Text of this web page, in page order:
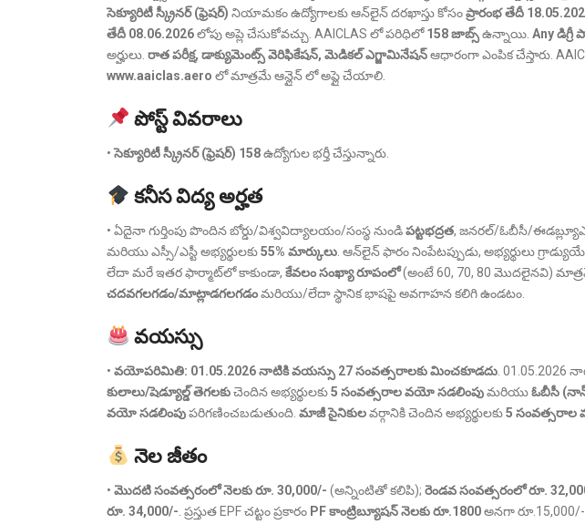
సెక్యూరిటీ స్క్రీనర్ (ఫ్రెషర్) నియామకం ఉద్యోగాలకు ఆన్‌లైన్ దరఖాస్తు కోసంప్రారంభ తేదీ
తేదీ 08.06.2026లోపు అప్లె చేసుకోవచ్చు. AAICLAS లో పరిధిలో158 జాబ్స్ఉన్నాయి. Any డిగ్రీ
అర్హులు. రాత పరీక్ష, డాక్యుమెంట్స్ వెరిఫికేషన్, మెడికల్ ఎగ్జామినేషన్ఆధారంగా ఎంపిక చేస్తారు.
www.aaiclas.aero లో మాత్రమే ఆన్లైన్ లో అప్లై చేయాలి.
పోస్ట్ వివరాలు
•సెక్యూరిటీ స్క్రీనర్ (ఫ్రెషర్) 158ఉద్యోగుల భర్తీ చేస్తున్నారు.
కనీస విద్య అర్హత
• ఏదైనా గుర్తింపు పొందిన బోర్డు/విశ్వవిద్యాలయం/సంస్థ నుండిపట్టభద్రత, జనరల్/ఓబీసీ/
మరియు ఎస్సీ/ఎస్టీ అభ్యర్థులకు55% మార్కులు . ఆన్‌లైన్ ఫారం నింపేటప్పుడు, అభ్యర్థులు
లేదా మరే ఇతర ఫార్మాట్‌లో కాకుండా, కేవలం సంఖ్యా రూపంలో(అంటే 60, 70, 80 మొదలైనవి)
చదవగలగడం/మాట్లాడగలగడంమరియు/లేదా స్థానిక భాషపై అవగాహన కలిగి ఉండటం.
వయస్సు
• వయోపరిమితి: 01.05.2026 నాటికి వయస్సు 27 సంవత్సరాలకు మించకూడదు .
కులాలు/షెడ్యూల్డ్ తెగలకుచెందిన అభ్యర్థులకు5 సంవత్సరాల వయో సడలింపుమరియుఓబీసీ
వయో సడలింపుపరిగణించబడుతుంది. మాజీ సైనికులవర్గానికి చెందిన అభ్యర్థులకు5 సంవత్సరాల
నెల జీతం
• మొదటి సంవత్సరంలో నెలకు రూ. 30,000/- (అన్నింటితో కలిపి); రెండవ సంవత్సరంలో రూ.
రూ. 34,000/- . ప్రస్తుత EPF చట్టం ప్రకారం PF కాంట్రిబ్యూషన్ నెలకు రూ.1800అనగా